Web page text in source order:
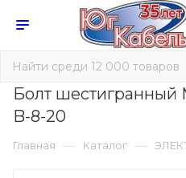
Болт шестигранный
B-8-20
Главная — Каталог —